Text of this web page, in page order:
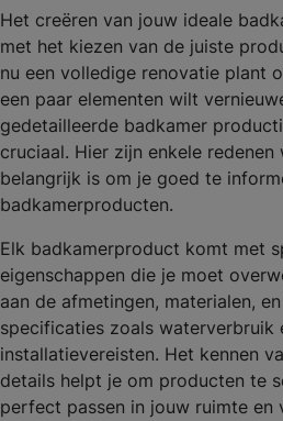
Het creëren van jouw ideale
met het kiezen van de juiste
nu een volledige renovatie plant
een paar elementen wilt
gedetailleerde badkamer
cruciaal. Hier zijn enkele redenen
belangrijk is om je goed te
badkamerproducten.
Elk badkamerproduct komt met
eigenschappen die je moet
aan de afmetingen, materialen,
specificaties zoals waterverbruik
installatievereisten. Het kennen
details helpt je om producten te
perfect passen in jouw ruimte en